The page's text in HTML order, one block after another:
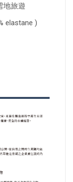
地旅遊
elastane )